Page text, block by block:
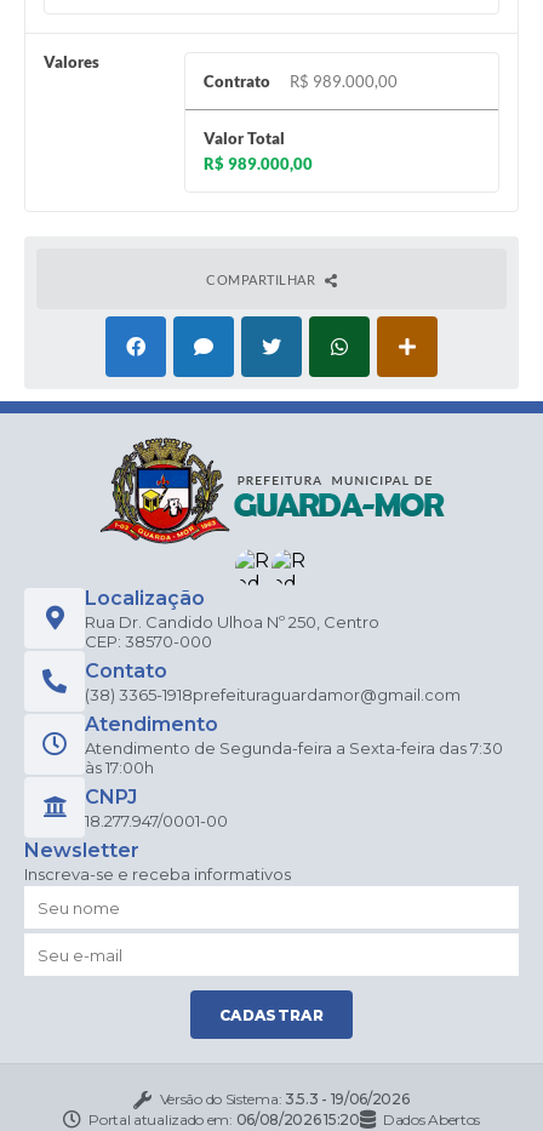
Valores
Contrato
R$ 989.000,00
Valor Total
R$ 989.000,00
COMPARTILHAR
Localização
Rua Dr. Candido Ulhoa Nº 250, Centro
CEP: 38570-000
Contato
(38) 3365-1918prefeituraguardamor@gmail.com
Atendimento
Atendimento de Segunda-feira a Sexta-feira das 7:30
às 17:00h
CNPJ
18.277.947/0001-00
Newsletter
Inscreva-se e receba informativos
CADASTRAR
Versão do Sistema: 3.5.3 - 19/06/2026
Portal atualizado em: 06/08/2026 15:20 Dados Abertos